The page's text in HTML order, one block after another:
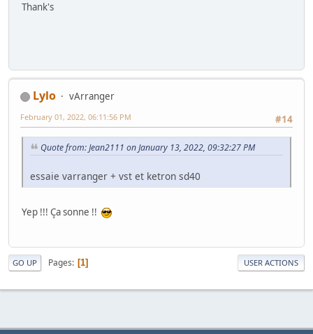
Thank's
Lylo
vArranger
#14
February 01, 2022, 06:11:56 PM
Quote from: Jean2111 on January 13, 2022, 09:32:27 PM
essaie varranger + vst et ketron sd40
Yep !!! Ça sonne !!
GO UP Pages 1 USER ACTIONS